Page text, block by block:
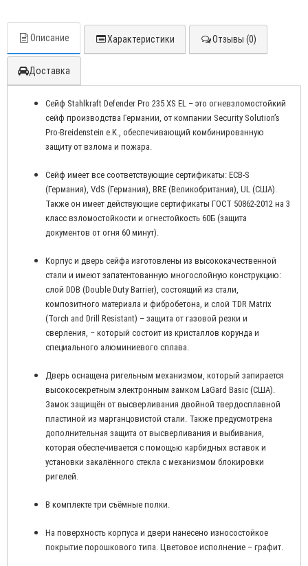
Описание Характеристики Отзывы (0)
Доставка
Сейф Stahlkraft Defender Pro 235 XS EL – это огневзломостойкий
сейф производства Германии, от компании Security Solution’s
Pro-Breidenstein e.K., обеспечивающий комбинированную
защиту от взлома и пожара.
Сейф имеет все соответствующие сертификаты: ECB-S
(Германия), VdS (Германия), BRE (Великобритания), UL (США).
Также он имеет действующие сертификаты ГОСТ 50862-2012 на 3
класс взломостойкости и огнестойкость 60Б (защита
документов от огня 60 минут).
Корпус и дверь сейфа изготовлены из высококачественной
стали и имеют запатентованную многослойную конструкцию:
слой DDB (Double Duty Barrier), состоящий из стали,
композитного материала и фибробетона, и слой TDR Matrix
(Torch and Drill Resistant) – защита от газовой резки и
сверления, – который состоит из кристаллов корунда и
специального алюминиевого сплава.
Дверь оснащена ригельным механизмом, который запирается
высокосекретным электронным замком LaGard Basic (США).
Замок защищён от высверливания двойной твердосплавной
пластиной из марганцовистой стали. Также предусмотрена
дополнительная защита от высверливания и выбивания,
которая обеспечивается с помощью карбидных вставок и
установки закалённого стекла с механизмом блокировки
ригелей.
В комплекте три съёмные полки.
На поверхность корпуса и двери нанесено износостойкое
покрытие порошкового типа. Цветовое исполнение – графит.